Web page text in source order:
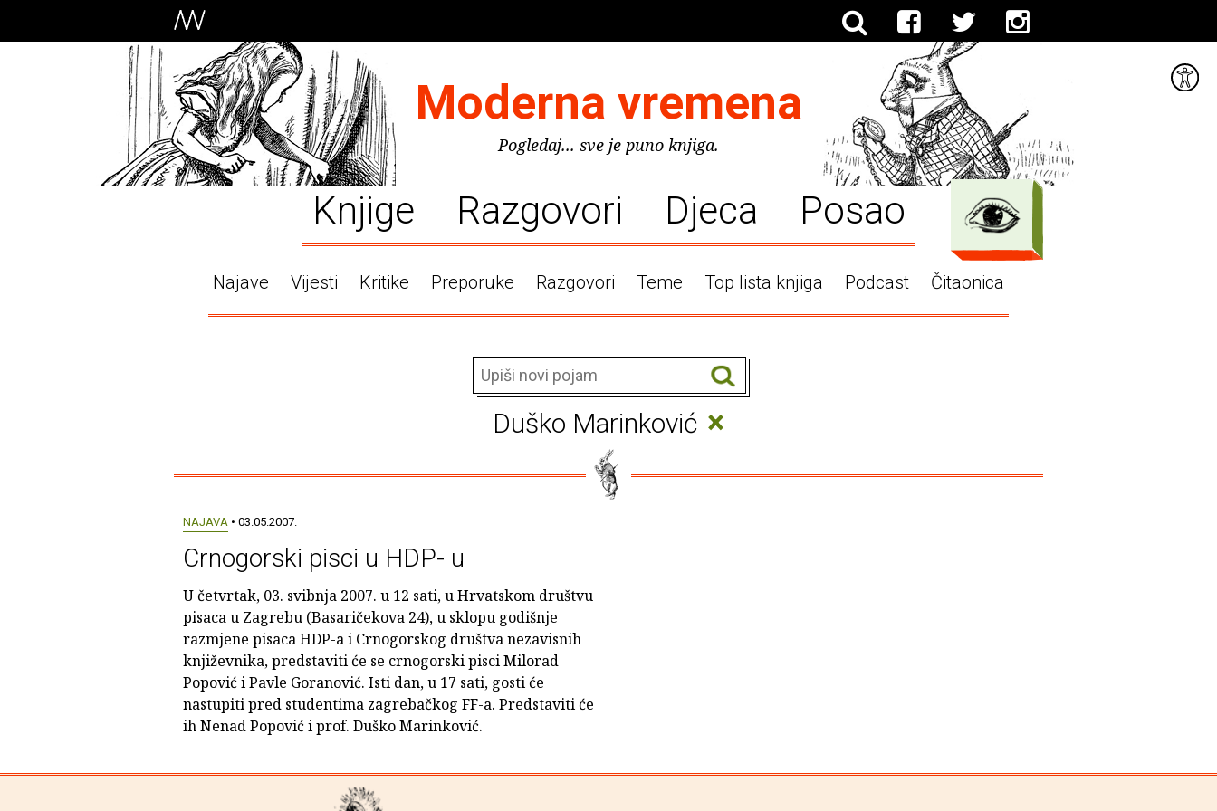
Moderna vremena
Pogledaj... sve je puno knjiga.
Knjige Razgovori Djeca Posao
Najave Vijesti Kritike Preporuke Razgovori Teme Top lista knjiga Podcast Čitaonica
Duško Marinković ×
NAJAVA• 03.05.2007.
Crnogorski pisci u HDP- u
U četvrtak, 03. svibnja 2007. u 12 sati, u Hrvatskom društvu
pisaca u Zagrebu (Basaričekova 24), u sklopu godišnje
razmjene pisaca HDP-a i Crnogorskog društva nezavisnih
književnika, predstaviti će se crnogorski pisci Milorad
Popović i Pavle Goranović. Isti dan, u 17 sati, gosti će
nastupiti pred studentima zagrebačkog FF-a. Predstaviti će
ih Nenad Popović i prof. Duško Marinković.